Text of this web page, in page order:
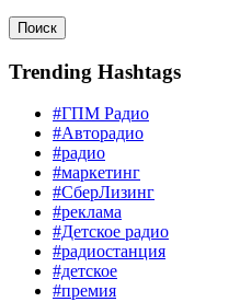
Поиск
Trending Hashtags
#ГПМ Радио
#Авторадио
#радио
#маркетинг
#СберЛизинг
#реклама
#Детское радио
#радиостанция
#детское
#премия